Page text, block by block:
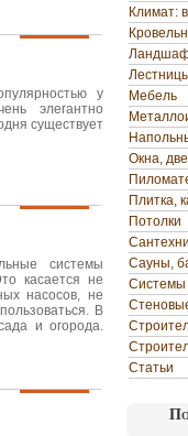
у
элегантно
существует
системы
касается не
насосов, не
В
и огорода.
Климат:
Мебель
Окна,
Плитка,
Потолки
Сауны,
Системы
Статьи